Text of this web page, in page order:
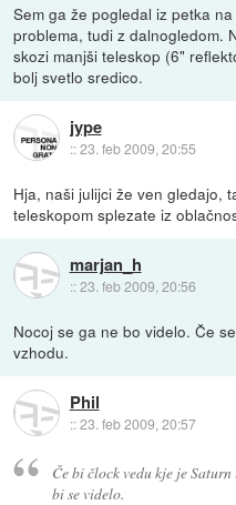
Sem ga že pogledal iz petka
problema, tudi z dalnogledom.
skozi manjši teleskop (6"
bolj svetlo sredico.
jype
::23. feb 2009, 20:55
Hja, naši julijci že ven gledajo,
teleskopom splezate iz
marjan_h
::23. feb 2009, 20:56
Nocoj se ga ne bo videlo. Če
vzhodu.
Phil
::23. feb 2009, 20:57
Če bi člock vedu kje je
bi se videlo.